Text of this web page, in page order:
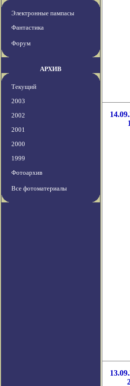
Электронные пампасы
Фантастика
Форум
АРХИВ
Текущий
2003
2002
2001
2000
1999
Фотоархив
Все фотоматериалы